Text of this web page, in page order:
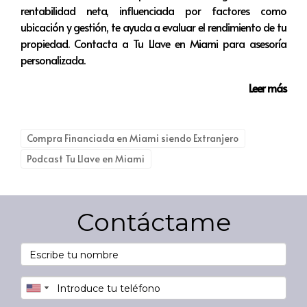
inicial?
Sí, es posible adquirir una propiedad sin un pago inicial
si eliges préstamos VA o USDA, que son opciones
indicadas para veteranos y ciertas áreas rurales
¿Cómo afecta mi crédito al porcentaje de
inicial requerido?
¿Qué otros costos debo considerar al
comprar una casa en Miami?
Además del pago inicial, debes considerar costos como
rentabilidad neta, influenciada por factores como
ubicación y gestión, te ayuda a evaluar el rendimiento de tu
propiedad. Contacta a Tu Llave en Miami para asesoría
personalizada.
Leer más
Compra Financiada en Miami siendo Extranjero
Podcast Tu Llave en Miami
Contáctame